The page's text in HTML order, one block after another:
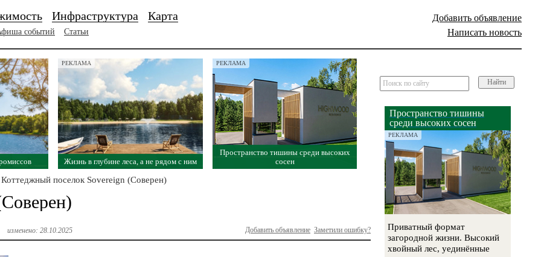
Добавить объявление
Написать новость
Инфраструктура Карта
событий Статьи
РЕКЛАМА
Жизнь в глубине леса, а не рядом с ним
РЕКЛАМА
Пространство тишины среди высоких
сосен
Коттеджный поселок Sovereign (Соверен)
изменено: 28.10.2025 Добавить объявление Заметили ошибку?
Найти
Пространство тишины
среди высоких сосен
РЕКЛАМА
Приватный формат
загородной жизни. Высокий
хвойный лес, уединённые